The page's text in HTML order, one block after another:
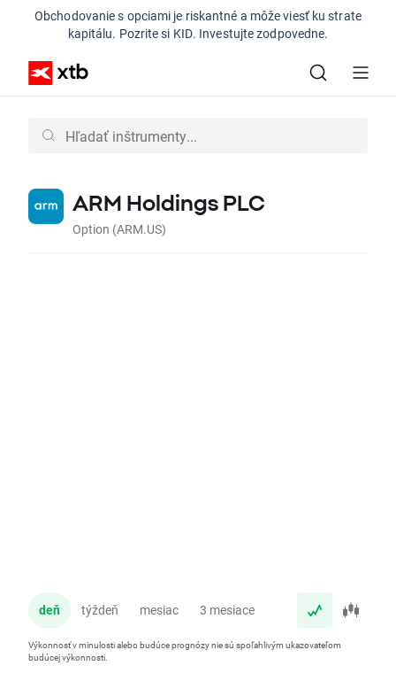
Obchodovanie s opciami je riskantné a môže viesť ku strate
kapitálu. Pozrite si KID. Investujte zodpovedne.
ARM Holdings PLC
Option (ARM.US)
deň týždeň mesiac 3 mesiace
Výkonnosť v minulosti alebo budúce prognózy nie sú spoľahlivým ukazovateľom
budúcej výkonnosti.